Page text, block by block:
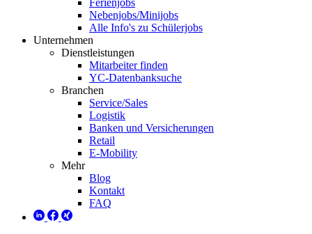
Ferienjobs
Nebenjobs/Minijobs
Alle Info's zu Schülerjobs
Unternehmen
Dienstleistungen
Mitarbeiter finden
YC-Datenbanksuche
Branchen
Service/Sales
Logistik
Banken und Versicherungen
Retail
E-Mobility
Mehr
Blog
Kontakt
FAQ